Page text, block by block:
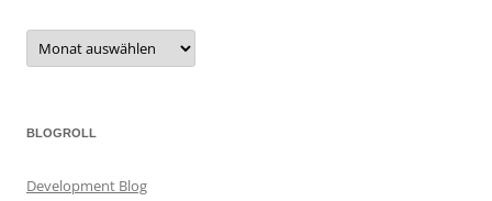
Archiv
BLOGROLL
Development Blog